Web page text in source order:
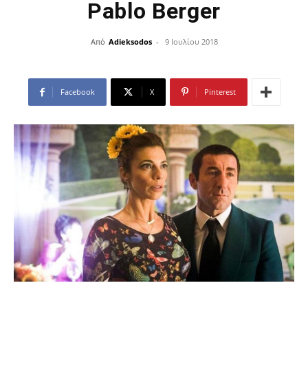
Pablo Berger
Από Adieksodos - 9 Ιουλίου 2018
Facebook X Pinterest